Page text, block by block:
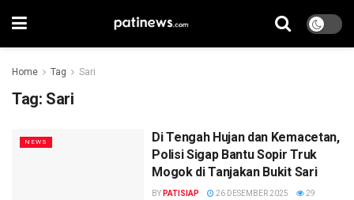
Home Tag Sari
Tag: Sari
NEWS
Di Tengah Hujan dan Kemacetan,
Polisi Sigap Bantu Sopir Truk
Mogok di Tanjakan Bukit Sari
BY PATISIAP 26 DESEMBER 2025 29